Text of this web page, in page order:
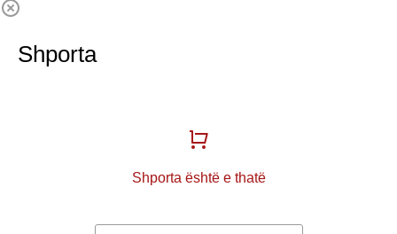
Shporta
Shporta është e thatë